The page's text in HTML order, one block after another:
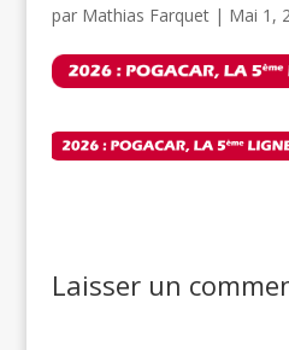
par Mathias Farquet| Mai 1,
Laisser un